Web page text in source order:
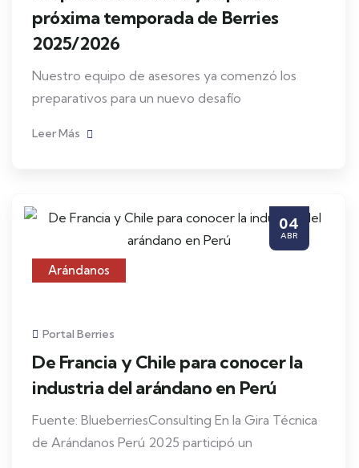
próxima temporada de Berries
2025/2026
Nuestro equipo de asesores ya comenzó los
preparativos para un nuevo desafío
Leer Más
04
ABR
Arándanos
Portal Berries
De Francia y Chile para conocer la
industria del arándano en Perú
Fuente: BlueberriesConsulting En la Gira Técnica
de Arándanos Perú 2025 participó un